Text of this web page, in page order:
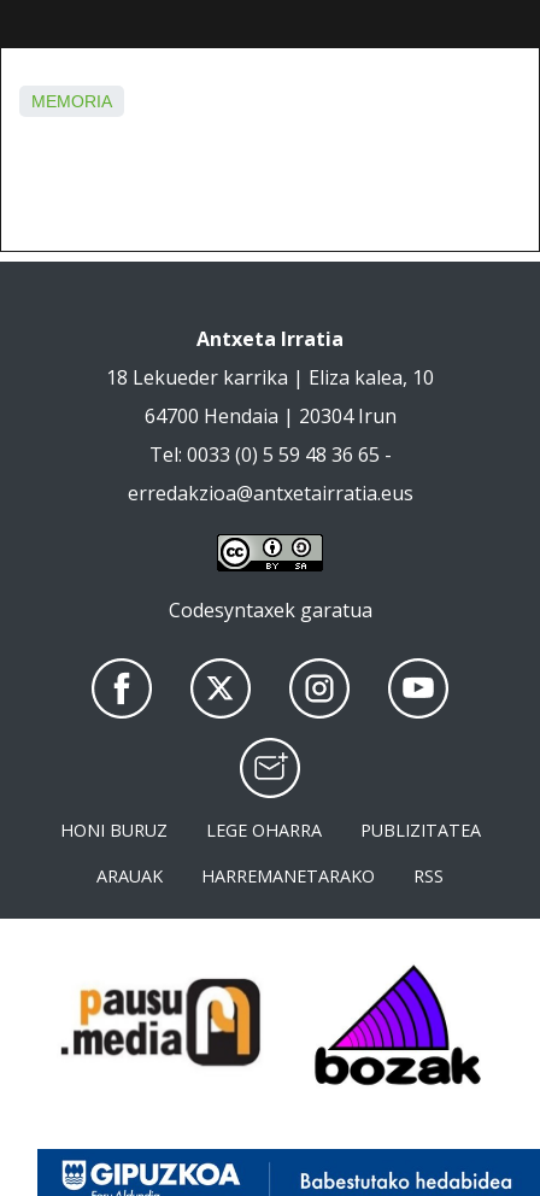
MEMORIA
Antxeta Irratia
18 Lekueder karrika | Eliza kalea, 10
64700 Hendaia | 20304 Irun
Tel: 0033 (0) 5 59 48 36 65 -
erredakzioa@antxetairratia.eus
Codesyntaxek garatua
HONI BURUZ LEGE OHARRA
PUBLIZITATEA
ARAUAK
HARREMANETARAKO RSS